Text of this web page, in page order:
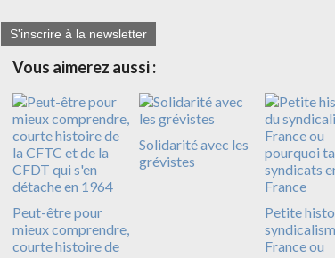
S'inscrire à la newsletter
Vous aimerez aussi :
Peut-être pour
mieux comprendre,
courte histoire de
Solidarité avec les
grévistes
Petite
France ou